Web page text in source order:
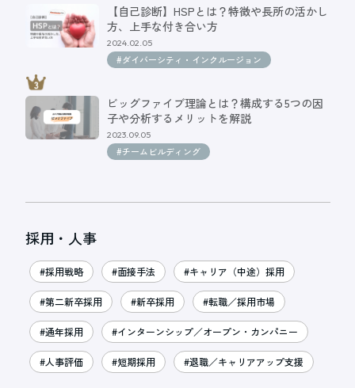
【自己診断】HSPとは？特徴や長所の活かし
方、上手な付き合い方
2024.02.05
#ダイバーシティ・インクルージョン
ビッグファイブ理論とは？構成する5つの因
子や分析するメリットを解説
2023.09.05
#チームビルディング
採用・人事
#採用戦略 #面接手法 #キャリア（中途）採用
#第二新卒採用 #新卒採用 #転職／採用市場
#通年採用 #インターンシップ／オープン・カンパニー
#人事評価 #短期採用 #退職／キャリアアップ支援